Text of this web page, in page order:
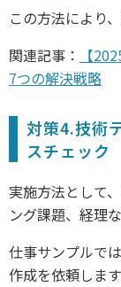
この方法により
関連記事：
【
7つの解決戦略
対策4.技術
スチェック
実施方法として
ング課題、経理
仕事サンプルで
作成を依頼します